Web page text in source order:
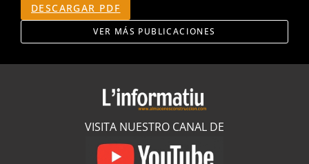
DESCARGAR PDF
VER MÁS PUBLICACIONES
VISITA NUESTRO CANAL DE